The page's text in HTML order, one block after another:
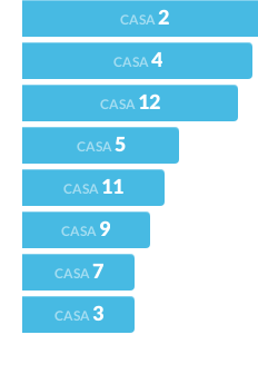
CASA2
CASA4
CASA 12
CASA5
CASA 11
CASA 9
CASA7
CASA 3